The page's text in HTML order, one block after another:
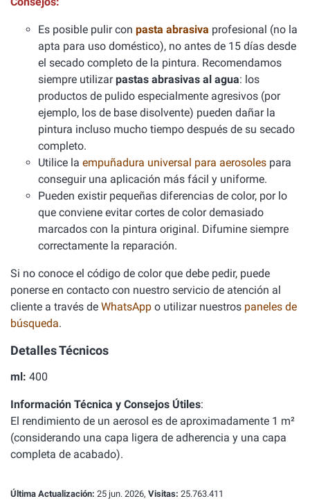
Es posible pulir con pasta abrasiva profesional (no la
apta para uso doméstico), no antes de 15 días desde
el secado completo de la pintura. Recomendamos
siempre utilizarpastas abrasivas al agua: los
productos de pulido especialmente agresivos (por
ejemplo, los de base disolvente) pueden dañar la
pintura incluso mucho tiempo después de su secado
completo.
Utilice la empuñadura universal para aerosoles para
conseguir una aplicación más fácil y uniforme.
Pueden existir pequeñas diferencias de color, por lo
que conviene evitar cortes de color demasiado
marcados con la pintura original. Difumine siempre
correctamente la reparación.
Si no conoce el código de color que debe pedir, puede
ponerse en contacto con nuestro servicio de atención al
cliente a través de WhatsApp o utilizar nuestros paneles de
búsqueda.
Detalles Técnicos
ml: 400
Información Técnica y Consejos Útiles:
El rendimiento de un aerosol es de aproximadamente 1 m²
(considerando una capa ligera de adherencia y una capa
completa de acabado).
Última Actualización: 25 jun. 2026, Visitas: 25.763.411